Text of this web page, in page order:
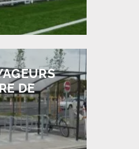
DE